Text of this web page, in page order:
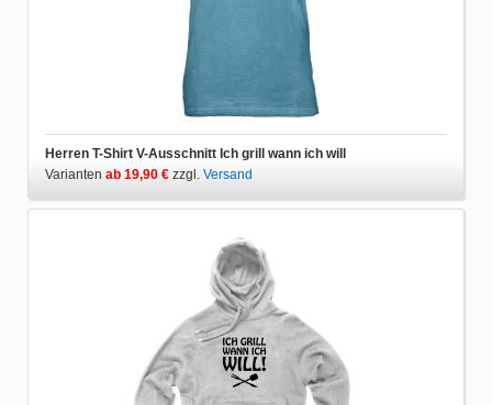
Herren T-Shirt V-Ausschnitt Ich grill wann ich will
Varianten ab 19,90 € zzgl. Versand